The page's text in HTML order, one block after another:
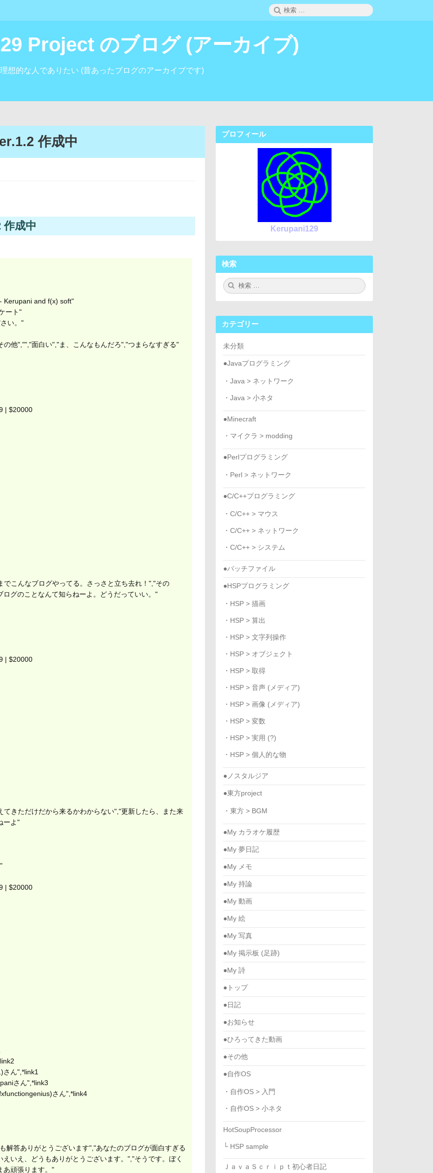
検
索:
Project のブログ (アーカイブ)
理想的な人でありたい (昔あったブログのアーカイブです)
作成中
成中
Kerupani and f(x) soft"
ート"
い。"
他","","面白い","ま、こんなもんだろ","つまらなすぎる"
| $20000
こんなブログやってる。さっさと立ち去れ！","その
グのことなんて知らねーよ。どうだっていい。"
| $20000
きただけだから来るかわからない","更新したら、また来
ーよ"
| $20000
ん",*link1
さん",*link3
さん",*link4
解答ありがとうございます","あなたのブログが面白すぎる
いえ、どうもありがとうございます。","そうです。ぼく
あ頑張ります。"
プロフィール
Kerupani129
検索
検
索:
カテゴリー
未分類
●Javaプログラミング
・Java > ネットワーク
・Java > 小ネタ
●Minecraft
・マイクラ > modding
●Perlプログラミング
・Perl > ネットワーク
●C/C++プログラミング
・C/C++ > マウス
・C/C++ > ネットワーク
・C/C++ > システム
●バッチファイル
●HSPプログラミング
・HSP > 描画
・HSP > 算出
・HSP > 文字列操作
・HSP > オブジェクト
・HSP > 取得
・HSP > 音声 (メディア)
・HSP > 画像 (メディア)
・HSP > 変数
・HSP > 実用 (?)
・HSP > 個人的な物
●ノスタルジア
●東方project
・東方 > BGM
●My カラオケ履歴
●My 夢日記
●My メモ
●My 持論
●My 動画
●My 絵
●My 写真
●My 掲示板 (足跡)
●My 詩
●トップ
●日記
●お知らせ
●ひろってきた動画
●その他
●自作OS
・自作OS > 入門
・自作OS > 小ネタ
HotSoupProcessor
└ HSP sample
ＪａｖａＳｃｒｉｐｔ初心者日記